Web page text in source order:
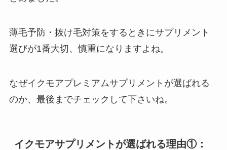
薄毛予防・抜け毛対策をするときにサプリメント
選びが1番大切、慎重になりますよね。
なぜイクモアプレミアムサプリメントが選ばれる
のか、最後までチェックして下さいね。
イクモアサプリメントが選ばれる理由①：